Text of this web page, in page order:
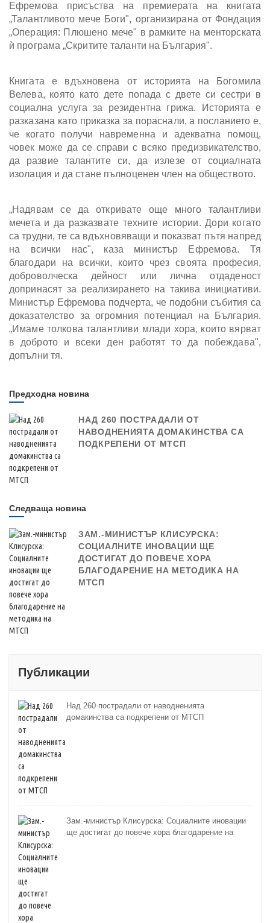
Ефремова присъства на премиерата на книгата
„Талантливото мече Боги", организирана от Фондация
„Операция: Плюшено мече" в рамките на менторската
ѝ програма „Скритите таланти на България".
Книгата е вдъхновена от историята на Богомила
Велева, която като дете попада с двете си сестри в
социална услуга за резидентна грижа. Историята е
разказана като приказка за пораснали, а посланието е,
че когато получи навременна и адекватна помощ,
човек може да се справи с всяко предизвикателство,
да развие талантите си, да излезе от социалната
изолация и да стане пълноценен член на обществото.
„Надявам се да откривате още много талантливи
мечета и да разказвате техните истории. Дори когато
са трудни, те са вдъхновяващи и показват пътя напред
на всички нас", каза министър Ефремова. Тя
благодари на всички, които чрез своята професия,
доброволческа дейност или лична отдаденост
допринасят за реализирането на такива инициативи.
Министър Ефремова подчерта, че подобни събития са
доказателство за огромния потенциал на България.
„Имаме толкова талантливи млади хора, които вярват
в доброто и всеки ден работят то да побеждава",
допълни тя.
Предходна новина
НАД 260 ПОСТРАДАЛИ ОТ
НАВОДНЕНИЯТА ДОМАКИНСТВА СА
ПОДКРЕПЕНИ ОТ МТСП
Следваща новина
ЗАМ.-МИНИСТЪР КЛИСУРСКА:
СОЦИАЛНИТЕ ИНОВАЦИИ ЩЕ
ДОСТИГАТ ДО ПОВЕЧЕ ХОРА
БЛАГОДАРЕНИЕ НА МЕТОДИКА НА
МТСП
Публикации
Над 260 пострадали от наводненията
домакинства са подкрепени от МТСП
Зам.-министър Клисурска: Социалните иновации
ще достигат до повече хора благодарение на